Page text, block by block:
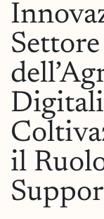
Settore
il